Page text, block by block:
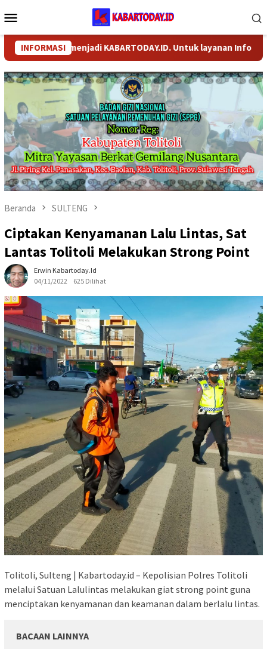
ke
Mobile
INFORMASI
nama menjadi KABARTODAY.ID. Untuk layanan
Beranda SULTENG
Ciptakan Kenyamanan Lalu Lintas, Sat
Lantas Tolitoli Melakukan Strong Point
Erwin Kabartoday.id
04/11/2022
625 Dilihat
Tolitoli, Sulteng | Kabartoday.id – Kepolisian Polres Tolitoli
melalui Satuan Lalulintas melakukan giat strong point guna
menciptakan kenyamanan dan keamanan dalam berlalu lintas.
BACAAN LAINNYA